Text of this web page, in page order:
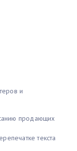
и
продающих
текста